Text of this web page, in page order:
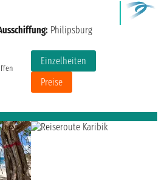
Einzelheiten
Preise
Philipsburg